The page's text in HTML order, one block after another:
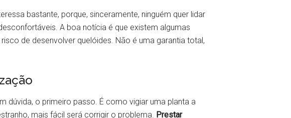
bastante, porque, sinceramente, ninguém quer lidar
A boa notícia é que existem algumas
de desenvolver quelóides. Não é uma garantia total,
dúvida, o primeiro passo. É como vigiar uma planta a
mais fácil será corrigir o problema. Prestar